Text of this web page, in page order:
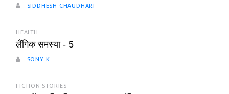
SIDDHESH CHAUDHARI
HEALTH
लैंगिक समस्या - 5
SONY K
FICTION STORIES